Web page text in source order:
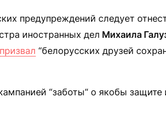
предупреждений следует
иностранных дел Михаила
призвал “белорусских друзей
“заботы“ о якобы защите